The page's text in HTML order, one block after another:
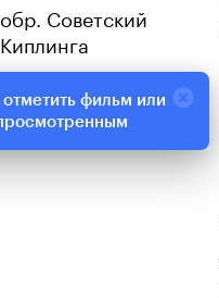
Советский
фильм или